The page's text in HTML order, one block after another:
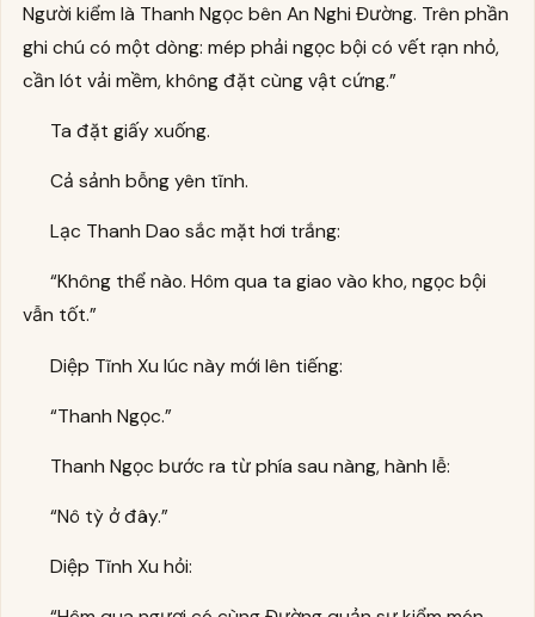
Người kiểm là Thanh Ngọc bên An Nghi Đường. Trên phần
ghi chú có một dòng: mép phải ngọc bội có vết rạn nhỏ,
cần lót vải mềm, không đặt cùng vật cứng.”
Ta đặt giấy xuống.
Cả sảnh bỗng yên tĩnh.
Lạc Thanh Dao sắc mặt hơi trắng:
“Không thể nào. Hôm qua ta giao vào kho, ngọc bội
vẫn tốt.”
Diệp Tĩnh Xu lúc này mới lên tiếng:
“Thanh Ngọc.”
Thanh Ngọc bước ra từ phía sau nàng, hành lễ:
“Nô tỳ ở đây.”
Diệp Tĩnh Xu hỏi: